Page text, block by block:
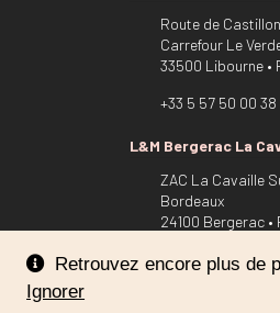
Retrouvez encore plus de
Ignorer
Route de
Carrefour Le
33500 Libourne •
+33 5 57 50 00 38
L&M Bergerac La
ZAC La Cavaille
Bordeaux
24100 Bergerac •
+33 5 53 22 54 94
Nous utilisons des cookies pour
expérience sur notre site.
Vous pouvez en savoir plus sur les